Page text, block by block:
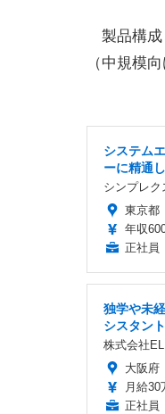
製品構成
（中規模
システム
ーに精通
シンプレク
東京都
年収
正社員
独学や未
シスタント
株式会社
大阪府
月給30
正社員